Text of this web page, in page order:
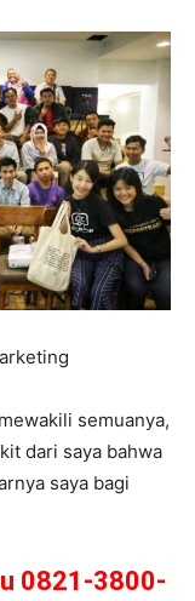
semuanya,
dari saya bahwa
saya bagi
0821-3800-